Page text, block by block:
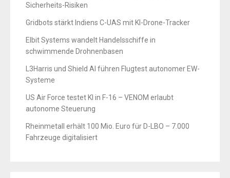
Sicherheits-Risiken
Gridbots stärkt Indiens C-UAS mit KI-Drone-Tracker
Elbit Systems wandelt Handelsschiffe in
schwimmende Drohnenbasen
L3Harris und Shield AI führen Flugtest autonomer EW-
Systeme
US Air Force testet KI in F-16 – VENOM erlaubt
autonome Steuerung
Rheinmetall erhält 100 Mio. Euro für D-LBO – 7.000
Fahrzeuge digitalisiert